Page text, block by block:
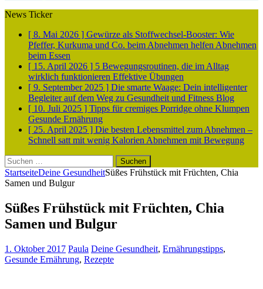
News Ticker
[ 8. Mai 2026 ] Gewürze als Stoffwechsel-Booster: Wie
Pfeffer, Kurkuma und Co. beim Abnehmen helfen Abnehmen
beim Essen
[ 15. April 2026 ] 5 Bewegungsroutinen, die im Alltag
wirklich funktionieren Effektive Übungen
[ 9. September 2025 ] Die smarte Waage: Dein intelligenter
Begleiter auf dem Weg zu Gesundheit und Fitness Blog
[ 10. Juli 2025 ] Tipps für cremiges Porridge ohne Klumpen
Gesunde Ernährung
[ 25. April 2025 ] Die besten Lebensmittel zum Abnehmen –
Schnell satt mit wenig Kalorien Abnehmen mit Bewegung
Suchen
nach:
StartseiteDeine GesundheitSüßes Frühstück mit Früchten, Chia
Samen und Bulgur
Süßes Frühstück mit Früchten, Chia
Samen und Bulgur
1. Oktober 2017 Paula Deine Gesundheit, Ernährungstipps,
Gesunde Ernährung, Rezepte